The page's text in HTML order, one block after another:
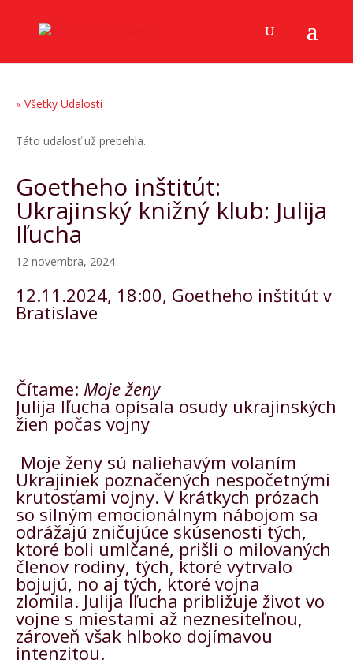
« Všetky Udalosti
Táto udalosť už prebehla.
Goetheho inštitút:
Ukrajinský knižný klub: Julija
Iľucha
12 novembra, 2024
12.11.2024, 18:00, Goetheho inštitút v
Bratislave
Čítame: Moje ženy
Julija Iľucha opísala osudy ukrajinských
žien počas vojny
Moje ženy sú naliehavým volaním
Ukrajiniek poznačených nespočetnými
krutosťami vojny. V krátkych prózach
so silným emocionálnym nábojom sa
odrážajú zničujúce skúsenosti tých,
ktoré boli umlčané, prišli o milovaných
členov rodiny, tých, ktoré vytrvalo
bojujú, no aj tých, ktoré vojna
zlomila. Julija Iľucha približuje život vo
vojne s miestami až neznesiteľnou,
zároveň však hlboko dojímavou
intenzitou.